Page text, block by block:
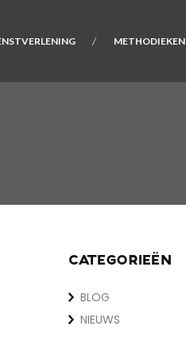
METHODIEKEN
CATEGORIEËN
BLOG
NIEUWS